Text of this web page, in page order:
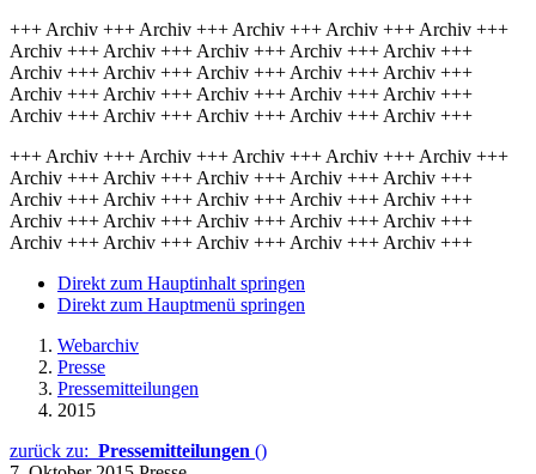
+++ Archiv +++ Archiv +++ Archiv +++ Archiv +++ Archiv +++
Archiv +++ Archiv +++ Archiv +++ Archiv +++ Archiv +++
Archiv +++ Archiv +++ Archiv +++ Archiv +++ Archiv +++
Archiv +++ Archiv +++ Archiv +++ Archiv +++ Archiv +++
Archiv +++ Archiv +++ Archiv +++ Archiv +++ Archiv +++
+++ Archiv +++ Archiv +++ Archiv +++ Archiv +++ Archiv +++
Archiv +++ Archiv +++ Archiv +++ Archiv +++ Archiv +++
Archiv +++ Archiv +++ Archiv +++ Archiv +++ Archiv +++
Archiv +++ Archiv +++ Archiv +++ Archiv +++ Archiv +++
Archiv +++ Archiv +++ Archiv +++ Archiv +++ Archiv +++
Direkt zum Hauptinhalt springen
Direkt zum Hauptmenü springen
Webarchiv
Presse
Pressemitteilungen
2015
zurück zu: Pressemitteilungen ()